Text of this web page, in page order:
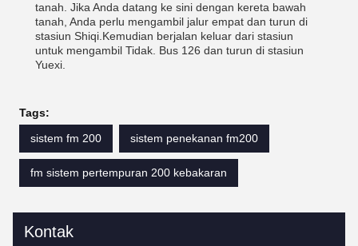
tanah. Jika Anda datang ke sini dengan kereta bawah
tanah, Anda perlu mengambil jalur empat dan turun di
stasiun Shiqi.Kemudian berjalan keluar dari stasiun
untuk mengambil Tidak. Bus 126 dan turun di stasiun
Yuexi.
Tags:
sistem fm 200
sistem penekanan fm200
fm sistem pertempuran 200 kebakaran
Kontak